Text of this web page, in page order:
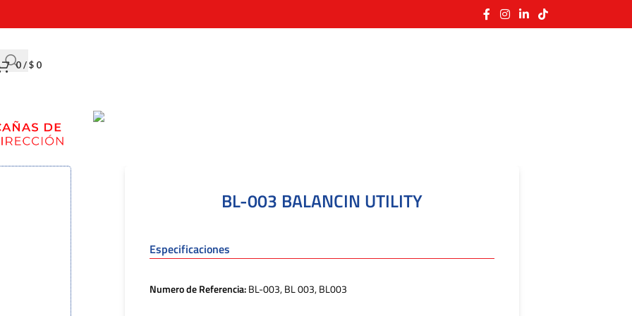
0/ $ 0
BL-003 BALANCIN UTILITY
Especificaciones
Numero de Referencia:BL-003, BL 003, BL003